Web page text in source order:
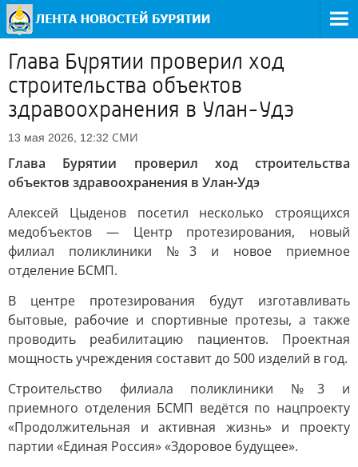
Глава Бурятии проверил ход
строительства объектов
здравоохранения в Улан-Удэ
13 мая 2026, 12:32 СМИ
Глава Бурятии проверил ход строительства
объектов здравоохранения в Улан-Удэ
Алексей Цыденов посетил несколько строящихся
медобъектов — Центр протезирования, новый
филиал поликлиники №3 и новое приемное
отделение БСМП.
В центре протезирования будут изготавливать
бытовые, рабочие и спортивные протезы, а также
проводить реабилитацию пациентов. Проектная
мощность учреждения составит до 500 изделий в год.
Строительство филиала поликлиники №3 и
приемного отделения БСМП ведётся по нацпроекту
«Продолжительная и активная жизнь» и проекту
партии «Единая Россия» «Здоровое будущее».